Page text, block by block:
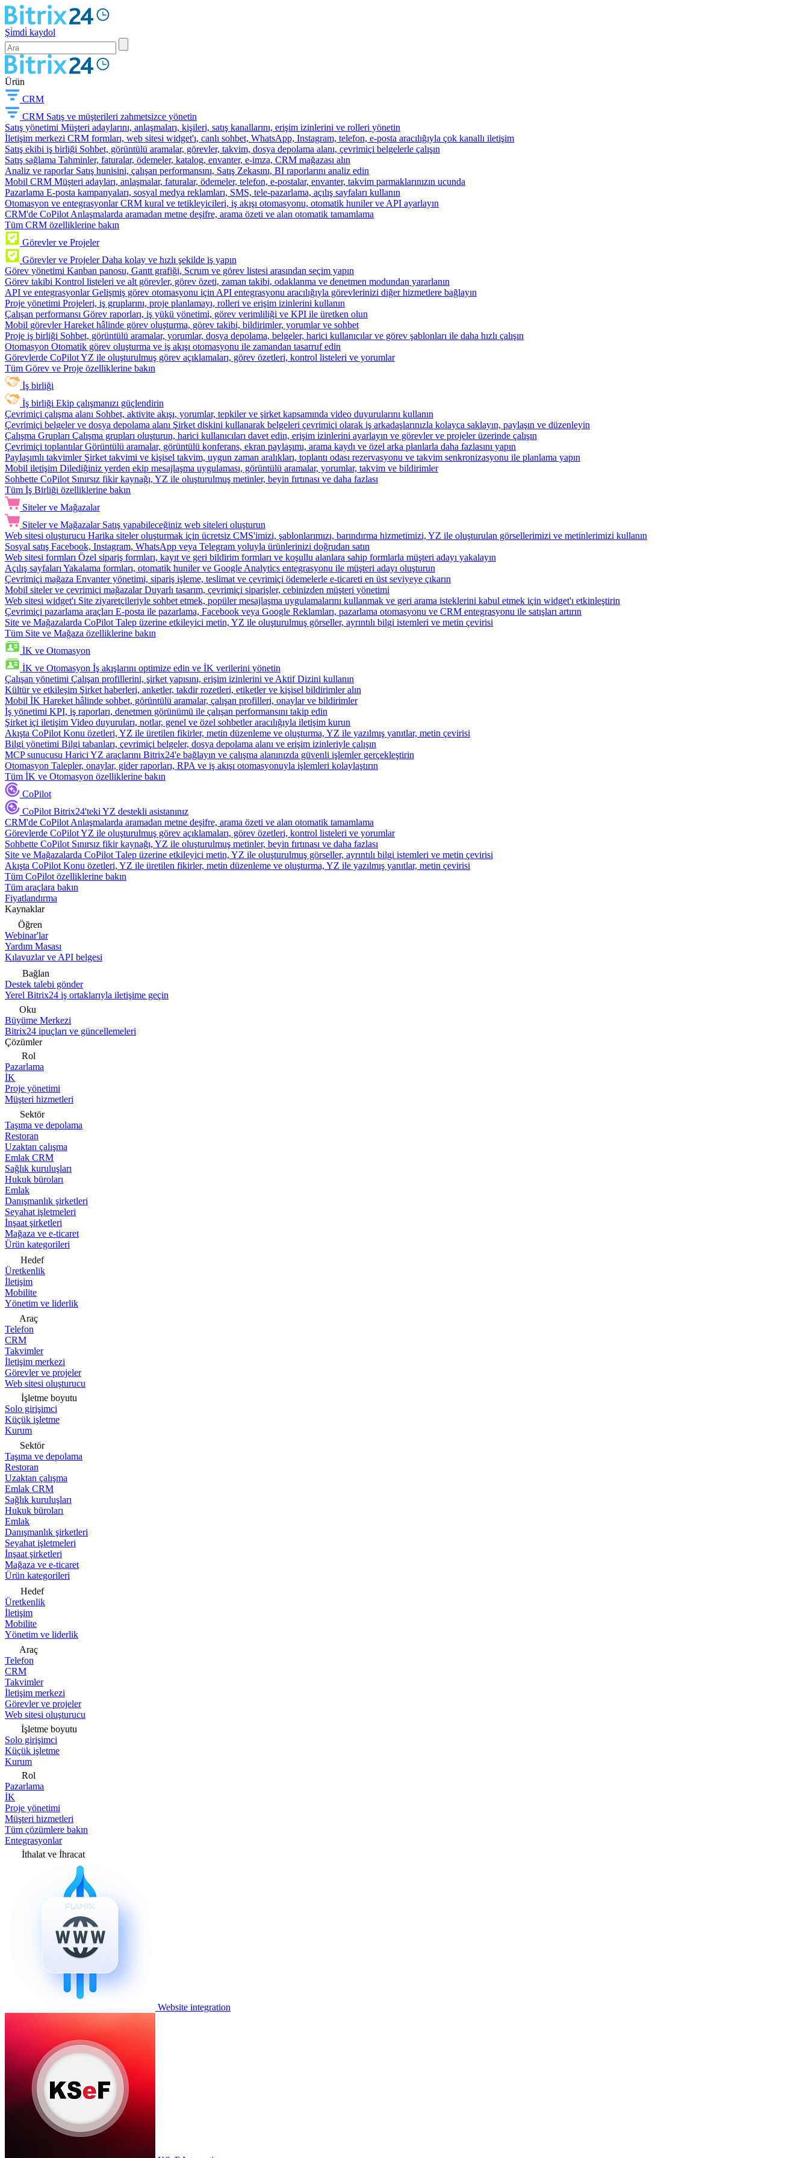
Şi̇mdi̇ kaydol
Ürün
CRM
CRM Satış ve müşterileri zahmetsizce yönetin
Satış yönetimi Müşteri adaylarını, anlaşmaları, kişileri, satış kanallarını, erişim izinlerini ve rolleri yönetin
İletişim merkezi CRM formları, web sitesi widget'ı, canlı sohbet, WhatsApp, Instagram, telefon, e-posta aracılığıyla çok kanallı iletişim
Satış ekibi iş birliği Sohbet, görüntülü aramalar, görevler, takvim, dosya depolama alanı, çevrimiçi belgelerle çalışın
Satış sağlama Tahminler, faturalar, ödemeler, katalog, envanter, e-imza, CRM mağazası alın
Analiz ve raporlar Satış hunisini, çalışan performansını, Satış Zekasını, BI raporlarını analiz edin
Mobil CRM Müşteri adayları, anlaşmalar, faturalar, ödemeler, telefon, e-postalar, envanter, takvim parmaklarınızın ucunda
Pazarlama E-posta kampanyaları, sosyal medya reklamları, SMS, tele-pazarlama, açılış sayfaları kullanın
Otomasyon ve entegrasyonlar CRM kural ve tetikleyicileri, iş akışı otomasyonu, otomatik huniler ve API ayarlayın
CRM'de CoPilot Anlaşmalarda aramadan metne deşifre, arama özeti ve alan otomatik tamamlama
Tüm CRM özelliklerine bakın
Görevler ve Projeler
Görevler ve Projeler Daha kolay ve hızlı şekilde iş yapın
Görev yönetimi Kanban panosu, Gantt grafiği, Scrum ve görev listesi arasından seçim yapın
Görev takibi Kontrol listeleri ve alt görevler, görev özeti, zaman takibi, odaklanma ve denetmen modundan yararlanın
API ve entegrasyonlar Gelişmiş görev otomasyonu için API entegrasyonu aracılığıyla görevlerinizi diğer hizmetlere bağlayın
Proje yönetimi Projeleri, iş gruplarını, proje planlamayı, rolleri ve erişim izinlerini kullanın
Çalışan performansı Görev raporları, iş yükü yönetimi, görev verimliliği ve KPI ile üretken olun
Mobil görevler Hareket hâlinde görev oluşturma, görev takibi, bildirimler, yorumlar ve sohbet
Proje iş birliği Sohbet, görüntülü aramalar, yorumlar, dosya depolama, belgeler, harici kullanıcılar ve görev şablonları ile daha hızlı çalışın
Otomasyon Otomatik görev oluşturma ve iş akışı otomasyonu ile zamandan tasarruf edin
Görevlerde CoPilotYZ ile oluşturulmuş görev açıklamaları, görev özetleri, kontrol listeleri ve yorumlar
Tüm Görev ve Proje özelliklerine bakın
İş birliği
İş birliği Ekip çalışmanızı güçlendirin
Çevrimiçi çalışma alanı Sohbet, aktivite akışı, yorumlar, tepkiler ve şirket kapsamında video duyurularını kullanın
Çevrimiçi belgeler ve dosya depolama alanı Şirket diskini kullanarak belgeleri çevrimiçi olarak iş arkadaşlarınızla kolayca saklayın, paylaşın ve düzenleyin
Çalışma Grupları Çalışma grupları oluşturun, harici kullanıcıları davet edin, erişim izinlerini ayarlayın ve görevler ve projeler üzerinde çalışın
Çevrimiçi toplantılar Görüntülü aramalar, görüntülü konferans, ekran paylaşımı, arama kaydı ve özel arka planlarla daha fazlasını yapın
Paylaşımlı takvimler Şirket takvimi ve kişisel takvim, uygun zaman aralıkları, toplantı odası rezervasyonu ve takvim senkronizasyonu ile planlama yapın
Mobil iletişim Dilediğiniz yerden ekip mesajlaşma uygulaması, görüntülü aramalar, yorumlar, takvim ve bildirimler
Sohbette CoPilot Sınırsız fikir kaynağı, YZ ile oluşturulmuş metinler, beyin fırtınası ve daha fazlası
Tüm İş Birliği özelliklerine bakın
Siteler ve Mağazalar
Siteler ve Mağazalar Satış yapabileceğiniz web siteleri oluşturun
Web sitesi oluşturucu Harika siteler oluşturmak için ücretsiz CMS'imizi, şablonlarımızı, barındırma hizmetimizi, YZ ile oluşturulan görsellerimizi ve metinlerimizi kullanın
Sosyal satış Facebook, Instagram, WhatsApp veya Telegram yoluyla ürünlerinizi doğrudan satın
Web sitesi formları Özel sipariş formları, kayıt ve geri bildirim formları ve koşullu alanlara sahip formlarla müşteri adayı yakalayın
Açılış sayfaları Yakalama formları, otomatik huniler ve Google Analytics entegrasyonu ile müşteri adayı oluşturun
Çevrimiçi mağaza Envanter yönetimi, sipariş işleme, teslimat ve çevrimiçi ödemelerle e-ticareti en üst seviyeye çıkarın
Mobil siteler ve çevrimiçi mağazalar Duyarlı tasarım, çevrimiçi siparişler, cebinizden müşteri yönetimi
Web sitesi widget'ı Site ziyaretçileriyle sohbet etmek, popüler mesajlaşma uygulamalarını kullanmak ve geri arama isteklerini kabul etmek için widget'ı etkinleştirin
Çevrimiçi pazarlama araçları E-posta ile pazarlama, Facebook veya Google Reklamları, pazarlama otomasyonu ve CRM entegrasyonu ile satışları artırın
Site ve Mağazalarda CoPilot Talep üzerine etkileyici metin, YZ ile oluşturulmuş görseller, ayrıntılı bilgi istemleri ve metin çevirisi
Tüm Site ve Mağaza özelliklerine bakın
İK ve Otomasyon
İK ve Otomasyon İş akışlarını optimize edin ve İK verilerini yönetin
Çalışan yönetimi Çalışan profillerini, şirket yapısını, erişim izinlerini ve Aktif Dizini kullanın
Kültür ve etkileşim Şirket haberleri, anketler, takdir rozetleri, etiketler ve kişisel bildirimler alın
Mobil İK Hareket hâlinde sohbet, görüntülü aramalar, çalışan profilleri, onaylar ve bildirimler
İş yönetimi KPI, iş raporları, denetmen görünümü ile çalışan performansını takip edin
Şirket içi iletişim Video duyuruları, notlar, genel ve özel sohbetler aracılığıyla iletişim kurun
Akışta CoPilot Konu özetleri, YZ ile üretilen fikirler, metin düzenleme ve oluşturma, YZ ile yazılmış yanıtlar, metin çevirisi
Bilgi yönetimi Bilgi tabanları, çevrimiçi belgeler, dosya depolama alanı ve erişim izinleriyle çalışın
MCP sunucusu Harici YZ araçlarını Bitrix24'e bağlayın ve çalışma alanınızda güvenli işlemler gerçekleştirin
Otomasyon Talepler, onaylar, gider raporları, RPA ve iş akışı otomasyonuyla işlemleri kolaylaştırın
Tüm İK ve Otomasyon özelliklerine bakın
CoPilot
CoPilot Bitrix24'teki YZ destekli asistanınız
CRM'de CoPilot Anlaşmalarda aramadan metne deşifre, arama özeti ve alan otomatik tamamlama
Görevlerde CoPilotYZ ile oluşturulmuş görev açıklamaları, görev özetleri, kontrol listeleri ve yorumlar
Sohbette CoPilot Sınırsız fikir kaynağı, YZ ile oluşturulmuş metinler, beyin fırtınası ve daha fazlası
Site ve Mağazalarda CoPilot Talep üzerine etkileyici metin, YZ ile oluşturulmuş görseller, ayrıntılı bilgi istemleri ve metin çevirisi
Akışta CoPilot Konu özetleri, YZ ile üretilen fikirler, metin düzenleme ve oluşturma, YZ ile yazılmış yanıtlar, metin çevirisi
Tüm CoPilot özelliklerine bakın
Tüm araçlara bakın
Fiyatlandırma
Kaynaklar
Öğren
Webinar'lar
Yardım Masası
Kılavuzlar ve API belgesi
Bağlan
Destek talebi gönder
Yerel Bitrix24 iş ortaklarıyla iletişime geçin
Oku
Büyüme Merkezi
Bitrix24 ipuçları ve güncellemeleri
Çözümler
Rol
Pazarlama
İK
Proje yönetimi
Müşteri hizmetleri
Sektör
Taşıma ve depolama
Restoran
Uzaktan çalışma
Emlak CRM
Sağlık kuruluşları
Hukuk büroları
Emlak
Danışmanlık şirketleri
Seyahat işletmeleri
İnşaat şirketleri
Mağaza ve e-ticaret
Ürün kategorileri
Hedef
Üretkenlik
İletişim
Mobilite
Yönetim ve liderlik
Araç
Telefon
CRM
Takvimler
İletişim merkezi
Görevler ve projeler
Web sitesi oluşturucu
İşletme boyutu
Solo girişimci
Küçük işletme
Kurum
Sektör
Taşıma ve depolama
Restoran
Uzaktan çalışma
Emlak CRM
Sağlık kuruluşları
Hukuk büroları
Emlak
Danışmanlık şirketleri
Seyahat işletmeleri
İnşaat şirketleri
Mağaza ve e-ticaret
Ürün kategorileri
Hedef
Üretkenlik
İletişim
Mobilite
Yönetim ve liderlik
Araç
Telefon
CRM
Takvimler
İletişim merkezi
Görevler ve projeler
Web sitesi oluşturucu
İşletme boyutu
Solo girişimci
Küçük işletme
Kurum
Rol
Pazarlama
İK
Proje yönetimi
Müşteri hizmetleri
Tüm çözümlere bakın
Entegrasyonlar
İthalat ve İhracat
Website integration